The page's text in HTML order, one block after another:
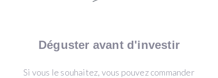
Déguster avant d'investir
Si vous le souhaitez, vous pouvez commander